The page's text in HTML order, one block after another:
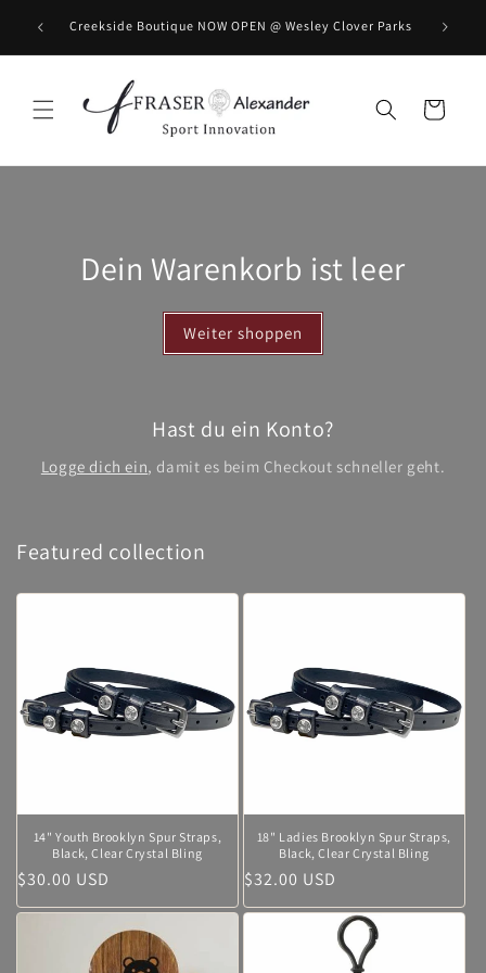
Direkt zum Inhalt
Creekside Boutique NOW OPEN @ Wesley Clover Parks BOOK
Warenkorb
Dein Warenkorb ist leer
Weiter shoppen
Hast du ein Konto?
Logge dich ein, damit es beim Checkout schneller geht.
Featured collection
14" Youth Brooklyn Spur Straps,
Black, Clear Crystal Bling
Normaler
Preis
$30.00 USD
18" Ladies Brooklyn Spur Straps,
Black, Clear Crystal Bling
Normaler
Preis
$32.00 USD